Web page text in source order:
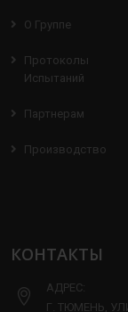
О Группе
Протоколы
Испытаний
Партнерам
Производство
КОНТАКТЫ
АДРЕС:
Г. ТЮМЕНЬ,